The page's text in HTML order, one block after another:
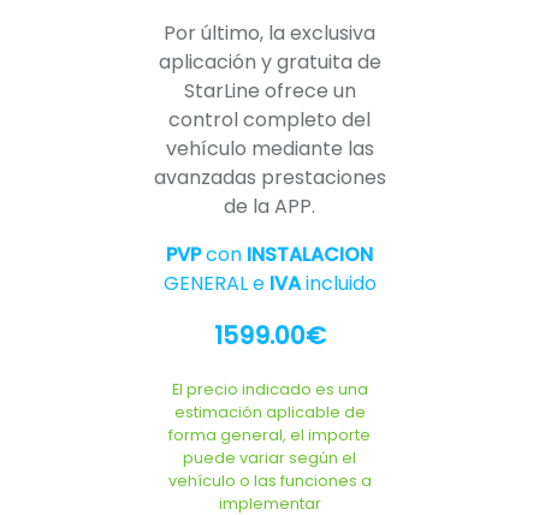
Por último, la exclusiva
aplicación y gratuita de
StarLine ofrece un
control completo del
vehículo mediante las
avanzadas prestaciones
de la APP.
PVPcon INSTALACION
GENERAL eIVAincluido
1599.00€
El precio indicado es una
estimación aplicable de
forma general, el importe
puede variar según el
vehículo o las funciones a
implementar